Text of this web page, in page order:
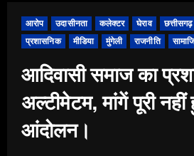
आरोप उदासीनता कलेक्टर घेराव छत्तीसगढ़
प्रशासनिक
मीडिया मुंगेली राजनीति
आदिवासी समाज का
अल्टीमेटम, मांगें पूरी नहीं
आंदोलन।